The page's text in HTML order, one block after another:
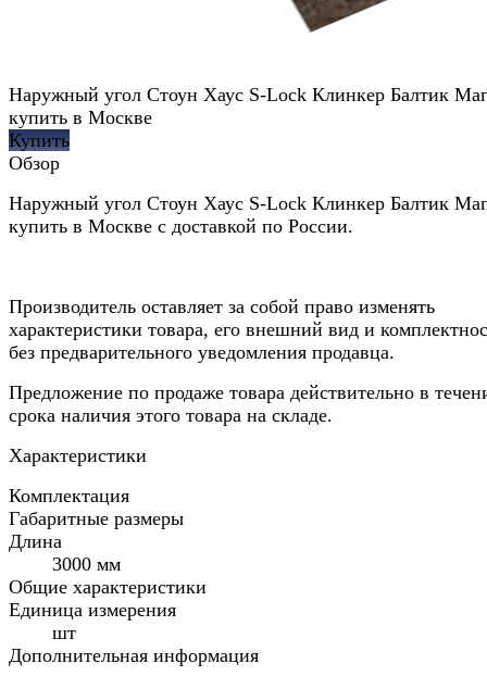
Наружный угол Стоун Хаус S-Lock Клинкер Балтик
купить в Москве
Купить
Обзор
Наружный угол Стоун Хаус S-Lock Клинкер Балтик
купить в Москве с доставкой по России.
Производитель оставляет за собой право изменять
характеристики товара, его внешний вид и
без предварительного уведомления продавца.
Предложение по продаже товара действительно в
срока наличия этого товара на складе.
Характеристики
Комплектация
Габаритные размеры
Длина
3000 мм
Общие характеристики
Единица измерения
шт
Дополнительная информация